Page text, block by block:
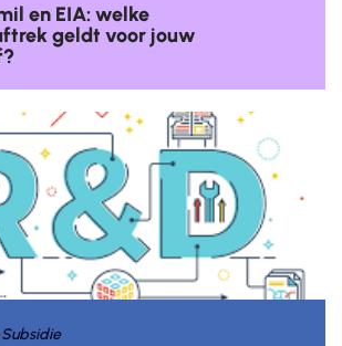
en EIA: welke
geldt voor jouw
Subsidie